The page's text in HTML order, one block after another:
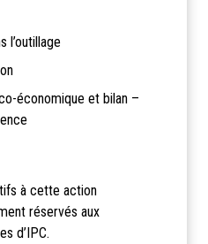
l’outillage
économique et bilan –
à cette action
réservés aux
d’IPC.